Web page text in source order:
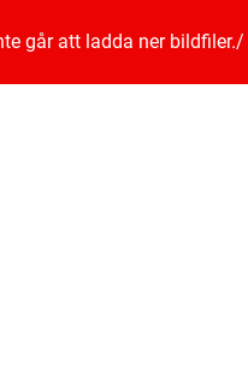
går att ladda ner bildfiler./